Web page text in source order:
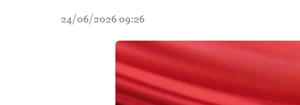
24/06/2026 09:26